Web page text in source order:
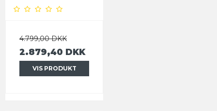
4.799,00 DKK
2.879,40 DKK
VIS PRODUKT